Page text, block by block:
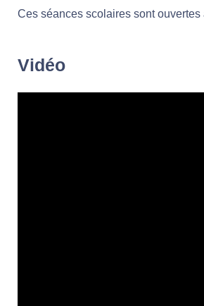
Ces séances scolaires sont
Vidéo